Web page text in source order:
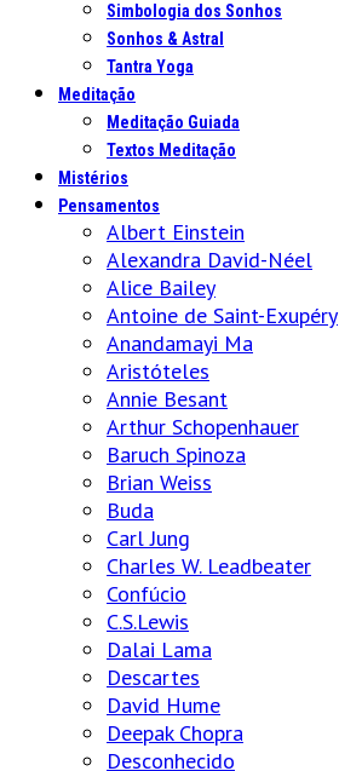
Simbologia dos Sonhos
Sonhos & Astral
Tantra Yoga
Meditação
Meditação Guiada
Textos Meditação
Mistérios
Pensamentos
Albert Einstein
Alexandra David-Néel
Alice Bailey
Antoine de Saint-Exupéry
Anandamayi Ma
Aristóteles
Annie Besant
Arthur Schopenhauer
Baruch Spinoza
Brian Weiss
Buda
Carl Jung
Charles W. Leadbeater
Confúcio
C.S.Lewis
Dalai Lama
Descartes
David Hume
Deepak Chopra
Desconhecido